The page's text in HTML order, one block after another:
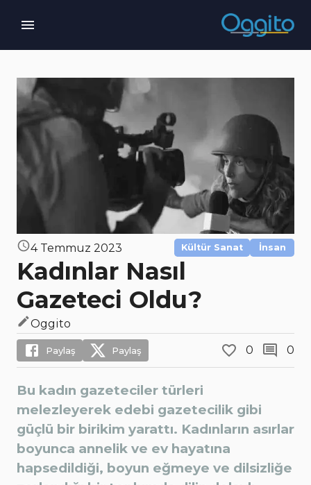
4 Temmuz 2023 Kültür Sanat İnsan
Kadınlar Nasıl
Gazeteci Oldu?
Oggito
Paylaş Paylaş 0 0
Bu kadın gazeteciler türleri
melezleyerek edebi gazetecilik gibi
güçlü bir birikim yarattı. Kadınların asırlar
boyunca annelik ve ev hayatına
hapsedildiği, boyun eğmeye ve dilsizliğe